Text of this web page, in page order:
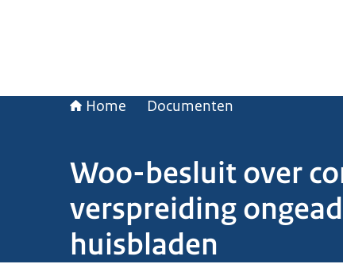
Home Documenten
Woo-besluit over
verspreiding
huisbladen